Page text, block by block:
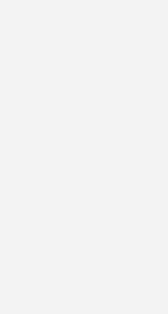
und Trinkwasserhygiene